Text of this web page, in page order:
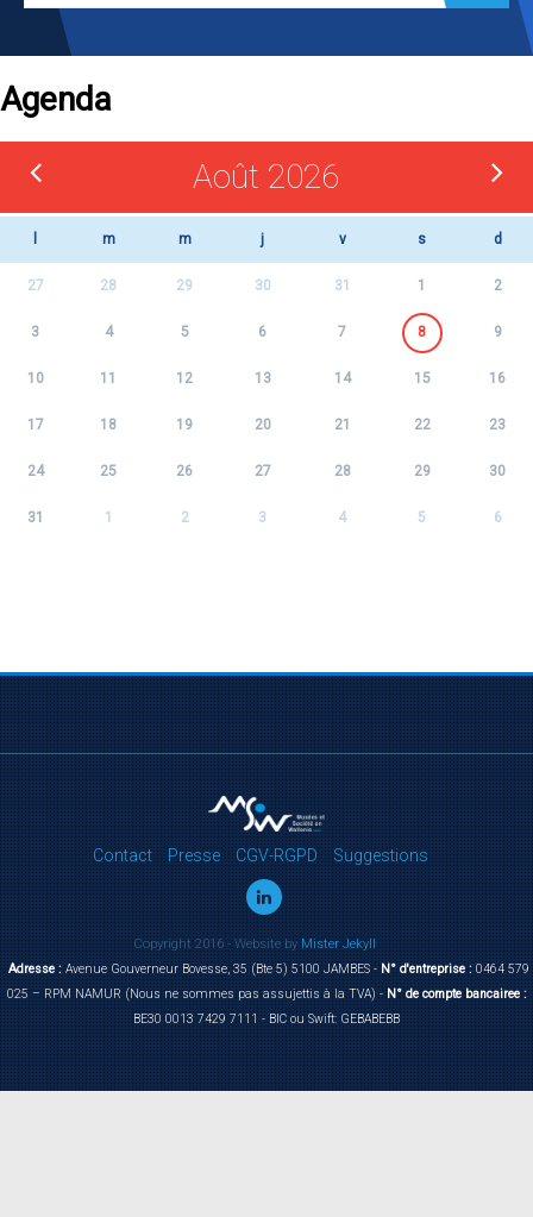
Agenda
Août 2026
m m j v s d
27 28 29 30 31 1 2
3 4 5 6 7 8 9
10 11 12 13 14 15 16
17 18 19 20 21 22 23
24 25 26 27 28 29 30
31 1 2 3 4 5 6
Contact Presse CGV-RGPD Suggestions
Copyright 2016 - Website byMister Jekyll
Adresse :Avenue Gouverneur Bovesse, 35 (Bte 5) 5100 JAMBES -N° d'entreprise :0464 579
025 – RPM NAMUR (Nous ne sommes pas assujettis à la TVA) -N° de compte bancairee :
BE30 0013 7429 7111 - BIC ou Swift: GEBABEBB